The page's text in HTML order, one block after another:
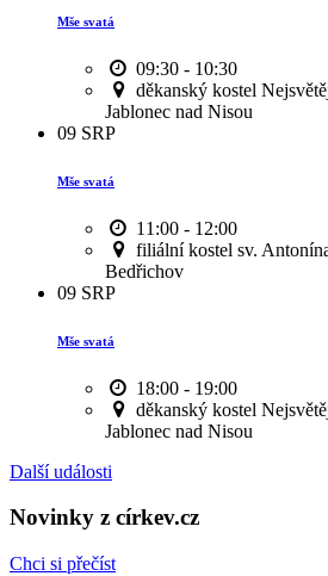
Mše svatá
09:30 - 10:30
děkanský kostel
Jablonec nad Nisou
09 SRP
Mše svatá
11:00 - 12:00
filiální kostel sv.
Bedřichov
09 SRP
Mše svatá
18:00 - 19:00
děkanský kostel
Jablonec nad Nisou
Další události
Novinky z církev.cz
Chci si přečíst